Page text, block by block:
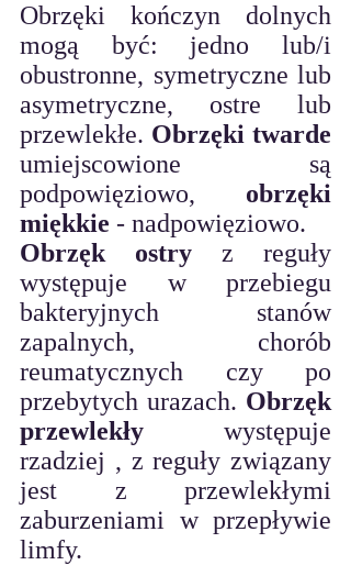
Obrzęki kończyn dolnych
mogą być: jedno lub/i
obustronne, symetryczne lub
asymetryczne, ostre lub
przewlekłe. Obrzęki twarde
umiejscowione są
podpowięziowo, obrzęki
miękkie - nadpowięziowo.
Obrzęk ostry z reguły
występuje w przebiegu
bakteryjnych stanów
zapalnych, chorób
reumatycznych czy po
przebytych urazach. Obrzęk
przewlekły występuje
rzadziej , z reguły związany
jest z przewlekłymi
zaburzeniami w przepływie
limfy.